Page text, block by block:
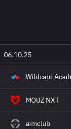
06.10.25
Wildcard
MOUZ NXT
aimclub